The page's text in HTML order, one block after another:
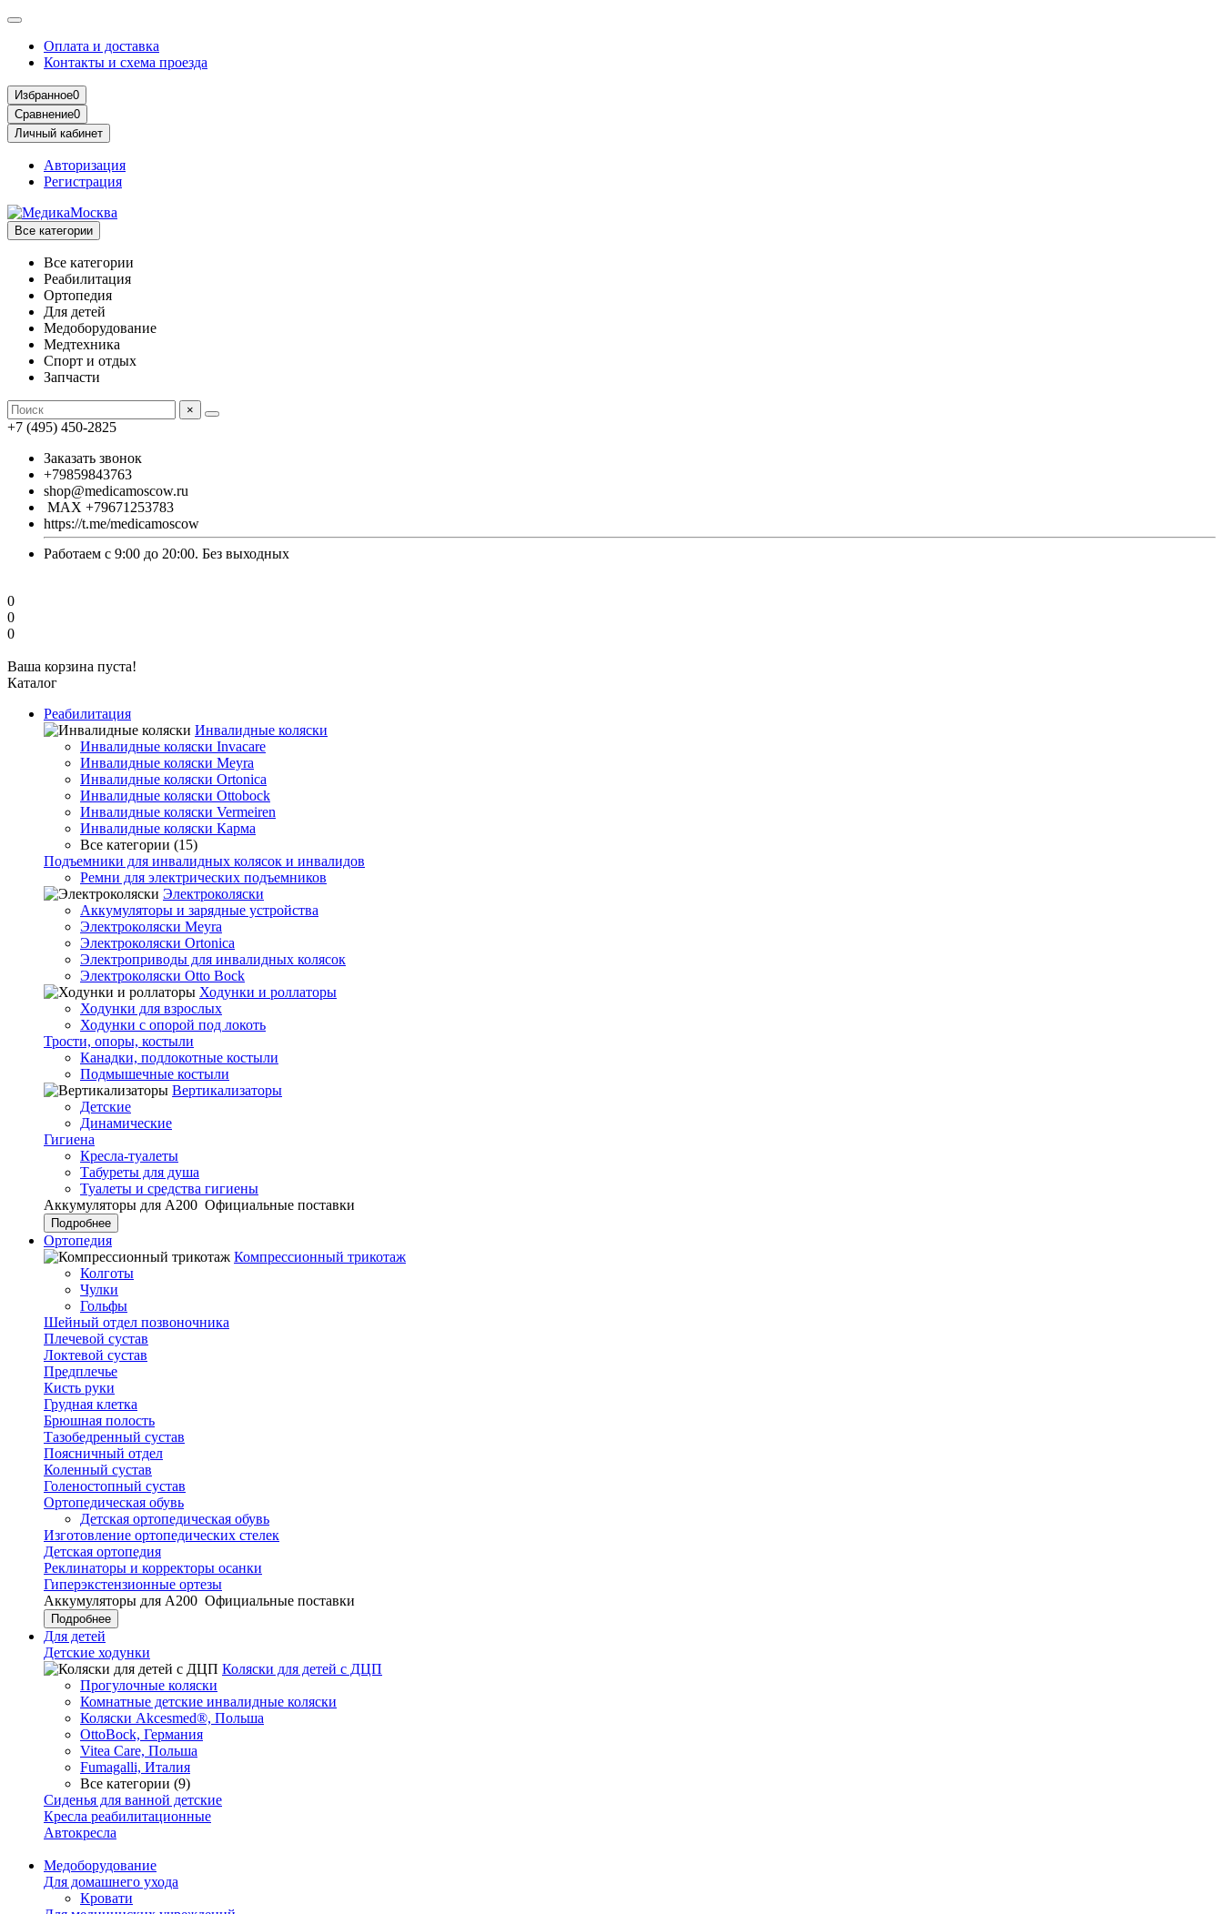
Оплата и доставка
Контакты и схема проезда
Избранное0
Сравнение0
Личный кабинет
Авторизация
Регистрация
Все категории
Все категории
Реабилитация
Ортопедия
Для детей
Медоборудование
Mедтехника
Спорт и отдых
Запчасти
×
+7 (495) 450-2825
Заказать звонок
+79859843763
shop@medicamoscow.ru
MAX +79671253783
https://t.me/medicamoscow
Работаем с 9:00 до 20:00. Без выходных
0
0
0
Ваша корзина пуста!
Каталог
Реабилитация
Инвалидные коляски
Инвалидные коляски Invacare
Инвалидные коляски Meyra
Инвалидные коляски Ortonica
Инвалидные коляски Ottobock
Инвалидные коляски Vermeiren
Инвалидные коляски Карма
Все категории (15)
Подъемники для инвалидных колясок и инвалидов
Ремни для электрических подъемников
Электроколяски
Аккумуляторы и зарядные устройства
Электроколяски Meyra
Электроколяски Ortonica
Электроприводы для инвалидных колясок
Электроколяски Otto Bock
Ходунки и роллаторы
Ходунки для взрослых
Ходунки с опорой под локоть
Трости, опоры, костыли
Канадки, подлокотные костыли
Подмышечные костыли
Вертикализаторы
Детские
Динамические
Гигиена
Кресла-туалеты
Табуреты для душа
Туалеты и средства гигиены
Аккумуляторы для А200 Официальные поставки
Подробнее
Ортопедия
Компрессионный трикотаж
Колготы
Чулки
Гольфы
Шейный отдел позвоночника
Плечевой сустав
Локтевой сустав
Предплечье
Кисть руки
Грудная клетка
Брюшная полость
Тазобедренный сустав
Поясничный отдел
Коленный сустав
Голеностопный сустав
Ортопедическая обувь
Детская ортопедическая обувь
Изготовление ортопедических стелек
Детская ортопедия
Реклинаторы и корректоры осанки
Гиперэкстензионные ортезы
Аккумуляторы для А200 Официальные поставки
Подробнее
Для детей
Детские ходунки
Коляски для детей с ДЦП
Прогулочные коляски
Комнатные детские инвалидные коляски
Коляски Akcesmed®, Польша
OttoBock, Германия
Vitea Care, Польша
Fumagalli, Италия
Все категории (9)
Сиденья для ванной детские
Кресла реабилитационные
Автокресла
Медоборудование
Для домашнего ухода
Кровати